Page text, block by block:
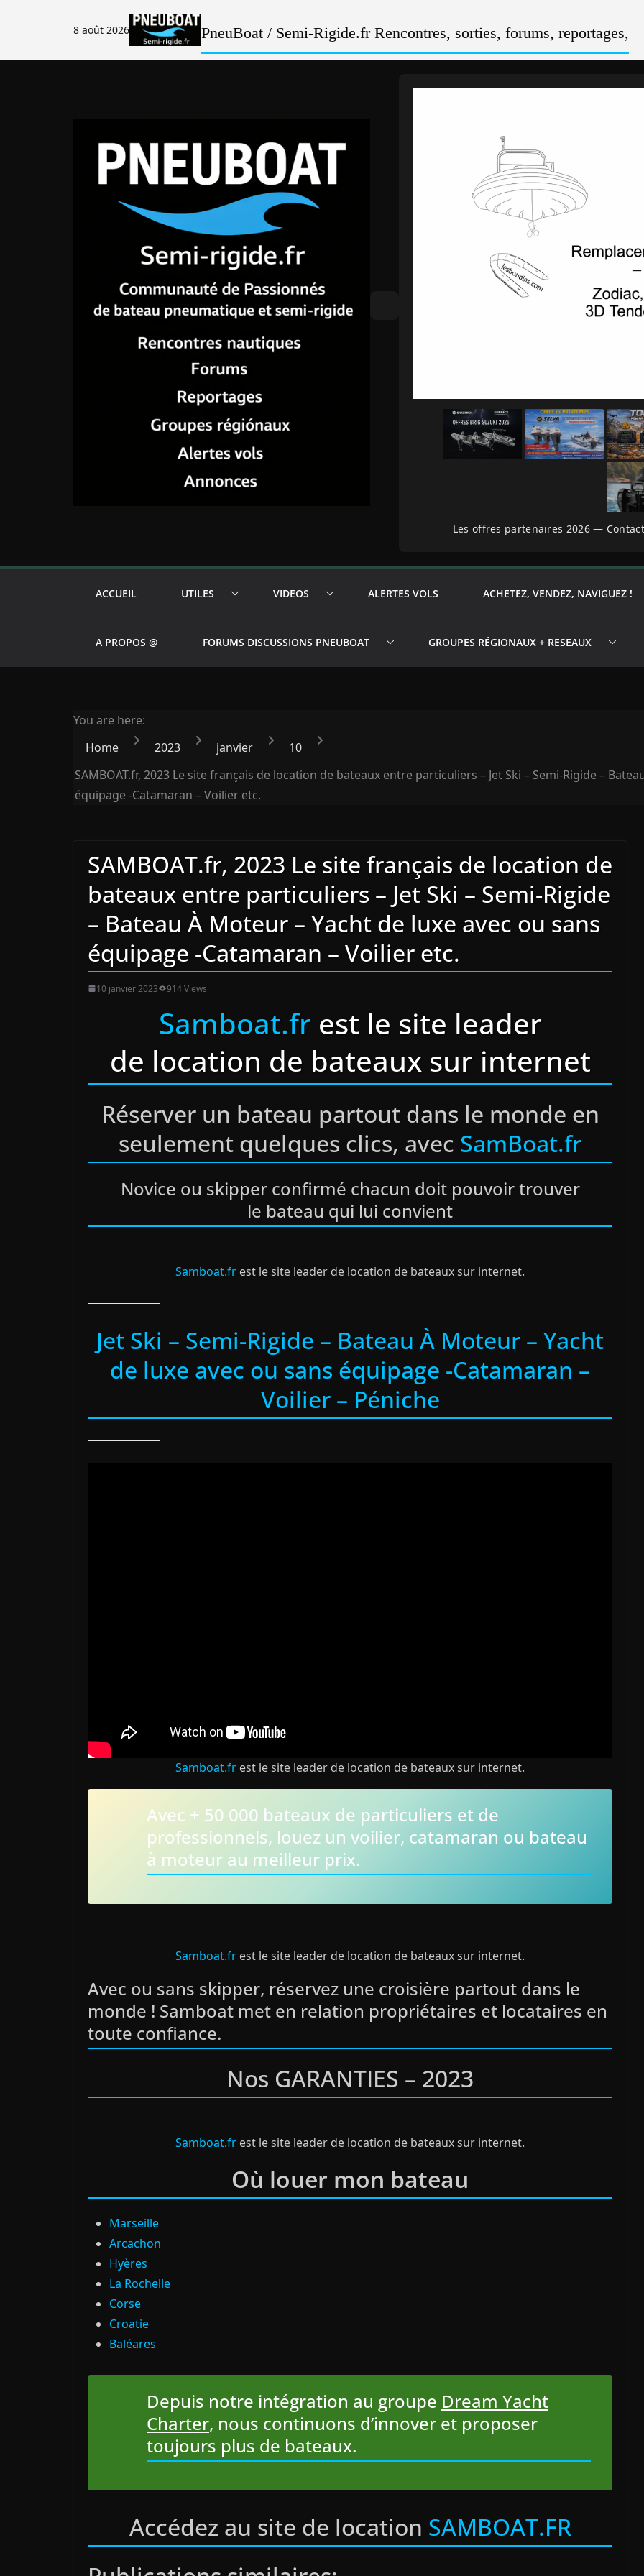
8 août 2026 PneuBoat / Semi-Rigide.fr Rencontres, sorties, forums, reportages,
Les offres partenaires 2026 —
ACCUEIL UTILES VIDEOS ALERTES VOLS ACHETEZ, VENDEZ, NAVIGUEZ !
A PROPOS @ FORUMS DISCUSSIONS PNEUBOAT GROUPES RÉGIONAUX + RESEAUX
You are here:
Home
2023 janvier
10
SAMBOAT.fr, 2023 Le site français de location de bateaux entre particuliers – Jet Ski – Semi-Rigide –
équipage -Catamaran – Voilier etc.
SAMBOAT.fr, 2023 Le site français de location de
bateaux entre particuliers – Jet Ski – Semi-Rigide
– Bateau À Moteur – Yacht de luxe avec ou sans
équipage -Catamaran – Voilier etc.
10 janvier 2023 914 Views
Samboat.frest le site leader
de location de bateaux sur internet
Réserver un bateau partout dans le monde en
seulement quelques clics, avec SamBoat.fr
Novice ou skipper confirmé chacun doit pouvoir trouver
le bateau qui lui convient
Samboat.fr est le site leader de location de bateaux sur internet.
Jet Ski – Semi-Rigide – Bateau À Moteur – Yacht
de luxe avec ou sans équipage -Catamaran –
Voilier – Péniche
Samboat.fr est le site leader de location de bateaux sur internet.
Avec + 50 000 bateaux de particuliers et de
professionnels, louez un voilier, catamaran ou bateau
à moteur au meilleur prix.
Samboat.fr est le site leader de location de bateaux sur internet.
Avec ou sans skipper, réservez une croisière partout dans le
monde ! Samboat met en relation propriétaires et locataires en
toute confiance.
Nos GARANTIES – 2023
Samboat.fr est le site leader de location de bateaux sur internet.
Où louer mon bateau
Marseille
Arcachon
Hyères
La Rochelle
Corse
Croatie
Baléares
Depuis notre intégration au groupe Dream Yacht
Charter, nous continuons d’innover et proposer
toujours plus de bateaux.
Accédez au site de location SAMBOAT.FR